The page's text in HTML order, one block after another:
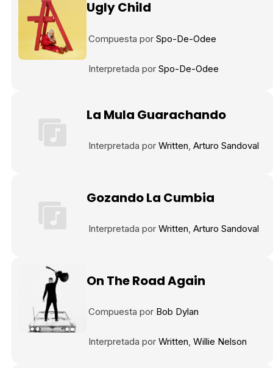
Ugly Child
Compuesta por Spo-De-Odee
Interpretada por Spo-De-Odee
La Mula Guarachando
Interpretada por Written Arturo Sandoval
Gozando La Cumbia
Interpretada por Written Arturo Sandoval
On The Road Again
Compuesta por Bob Dylan
Interpretada por Written Willie Nelson